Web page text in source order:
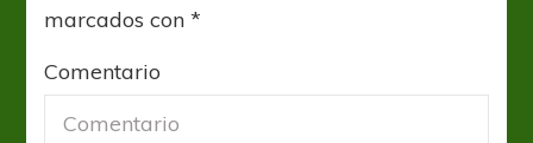
marcados con*
Comentario